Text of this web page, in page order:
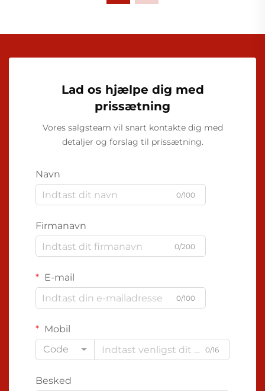
Lad os hjælpe dig med
prissætning
Vores salgsteam vil snart kontakte dig med
detaljer og forslag til prissætning.
Navn
0/100
Firmanavn
0/200
E-mail
0/100
Mobil
Code
0/16
Besked